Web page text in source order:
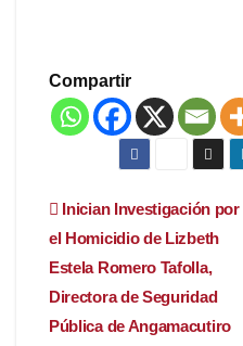
Compartir
Navegación
de
entradas
Inician Investigación por
el Homicidio de Lizbeth
Estela Romero Tafolla,
Directora de Seguridad
Pública de Angamacutiro